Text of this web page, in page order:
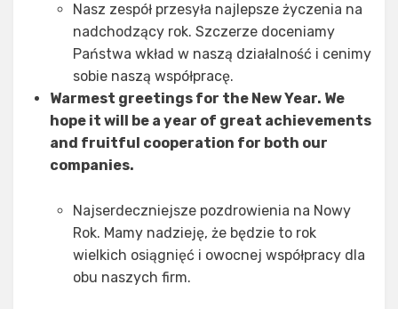
Nasz zespół przesyła najlepsze życzenia na
nadchodzący rok. Szczerze doceniamy
Państwa wkład w naszą działalność i cenimy
sobie naszą współpracę.
Warmest greetings for the New Year. We
hope it will be a year of great achievements
and fruitful cooperation for both our
companies.
Najserdeczniejsze pozdrowienia na Nowy
Rok. Mamy nadzieję, że będzie to rok
wielkich osiągnięć i owocnej współpracy dla
obu naszych firm.